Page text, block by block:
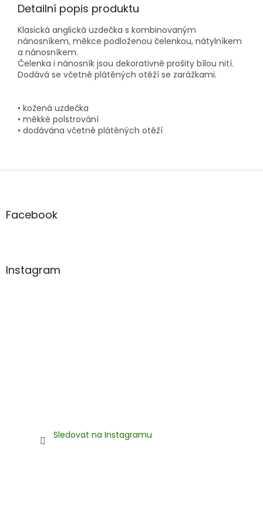
Detailní popis produktu
Klasická anglická uzdečka s kombinovaným
nánosníkem, měkce podloženou čelenkou, nátylníkem
a nánosníkem.
Čelenka i nánosník jsou dekorativně prošity bílou nití.
Dodává se včetně plátěných otěží se zarážkami.
• kožená uzdečka
• měkké polstrování
• dodávána včetně plátěných otěží
Z
aFacebook
Instagram
Sledovat na Instagramu